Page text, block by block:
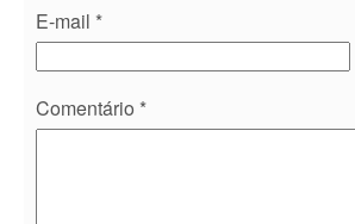
E-mail *
Comentário *